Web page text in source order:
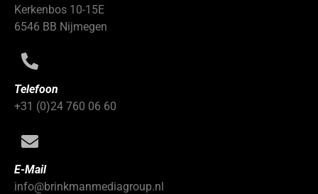
Kerkenbos 10-15E
6546 BB Nijmegen
Telefoon
+31 (0)24 760 06 60
E-Mail
info@brinkmanmediagroup.nl